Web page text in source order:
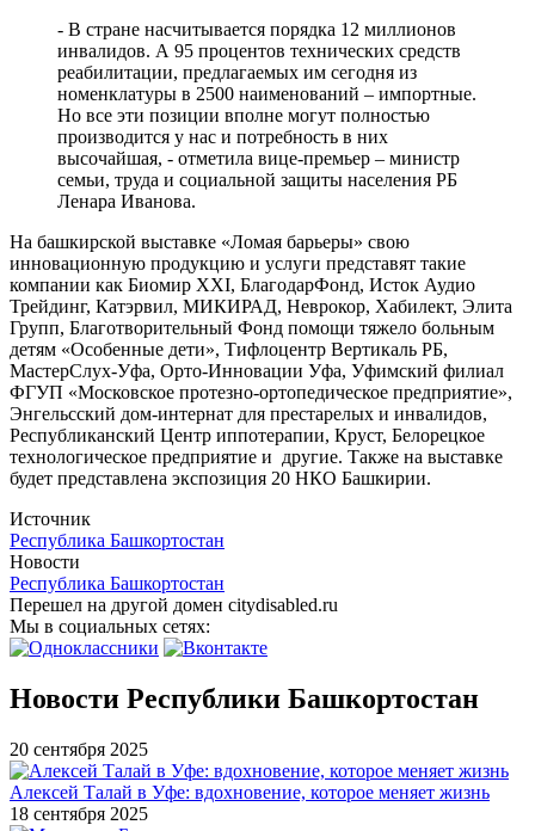
- В стране насчитывается порядка 12 миллионов
инвалидов. А 95 процентов технических средств
реабилитации, предлагаемых им сегодня из
номенклатуры в 2500 наименований – импортные.
Но все эти позиции вполне могут полностью
производится у нас и потребность в них
высочайшая, - отметила вице-премьер – министр
семьи, труда и социальной защиты населения РБ
Ленара Иванова.
На башкирской выставке «Ломая барьеры» свою
инновационную продукцию и услуги представят такие
компании как Биомир XXI, БлагодарФонд, Исток Аудио
Трейдинг, Катэрвил, МИКИРАД, Неврокор, Хабилект, Элита
Групп, Благотворительный Фонд помощи тяжело больным
детям «Особенные дети», Тифлоцентр Вертикаль РБ,
МастерСлух-Уфа, Орто-Инновации Уфа, Уфимский филиал
ФГУП «Московское протезно-ортопедическое предприятие»,
Энгельсский дом-интернат для престарелых и инвалидов,
Республиканский Центр иппотерапии, Круст, Белорецкое
технологическое предприятие и другие. Также на выставке
будет представлена экспозиция 20 НКО Башкирии.
Источник
Республика Башкортостан
Новости
Республика Башкортостан
Перешел на другой домен citydisabled.ru
Мы в социальных сетях:
Новости Республики Башкортостан
20 сентября 2025
Алексей Талай в Уфе: вдохновение, которое меняет жизнь
18 сентября 2025